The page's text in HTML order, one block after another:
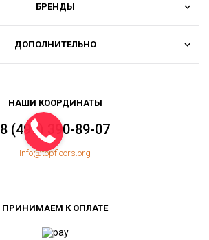
БРЕНДЫ
ДОПОЛНИТЕЛЬНО
НАШИ КООРДИНАТЫ
8 (499) 390-89-07
Info@topfloors.org
ПРИНИМАЕМ К ОПЛАТЕ